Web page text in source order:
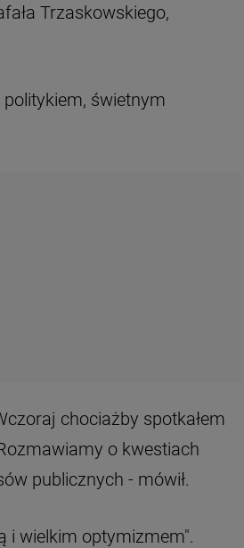
Trzaskowskiego,
świetnym
chociażby spotkałem
o kwestiach
publicznych - mówił.
i wielkim optymizmem".